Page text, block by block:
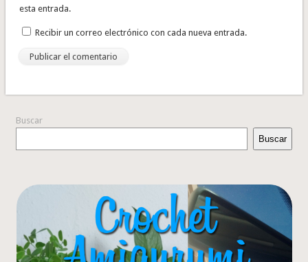
esta entrada.
Recibir un correo electrónico con cada nueva entrada.
Buscar
Buscar